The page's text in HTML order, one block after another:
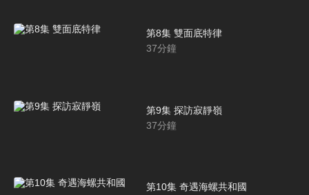
第8集 雙面底特律
37分鐘
第9集 探訪寂靜嶺
37分鐘
第10集 奇遇海螺共和國